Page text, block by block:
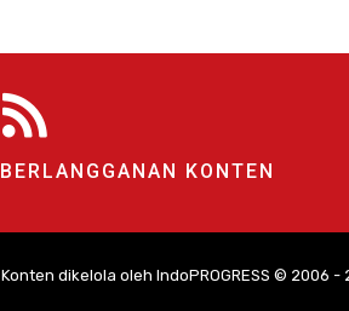
BERLANGGANAN KONTEN
Konten dikelola oleh IndoPROGRESS © 2006 -